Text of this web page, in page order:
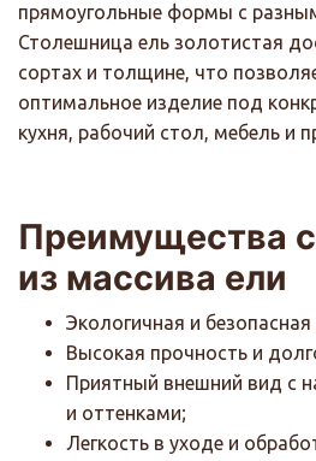
прямоугольные формы с
Столешница ель золотистая
сортах и толщине, что
оптимальное изделие под
кухня, рабочий стол, мебель и
Преимущества
из массива ели
Экологичная и
Высокая прочность и
Приятный внешний вид с
и оттенками;
Легкость в уходе и